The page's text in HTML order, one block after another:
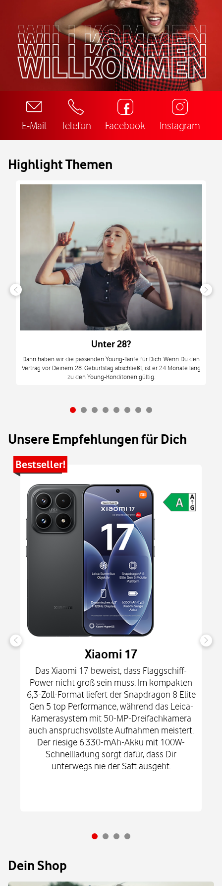
E-Mail Telefon Facebook Instagram
Highlight Themen
Unter 28?
Dann haben wir die passenden Young-Tarife für Dich. Wenn Du den
Vertrag vor Deinem 28. Geburtstag abschließt, ist er 24 Monate lang
zu den Young-Konditonen gültig.
Unsere Empfehlungen für Dich
Bestseller!
Xiaomi 17
Das Xiaomi 17 beweist, dass Flaggschiff-
Power nicht groß sein muss. Im kompakten
6,3-Zoll-Format liefert der Snapdragon 8 Elite
Gen 5 top Performance, während das Leica-
Kamerasystem mit 50-MP-Dreifachkamera
auch anspruchsvollste Aufnahmen meistert.
Der riesige 6.330-mAh-Akku mit 100W-
Schnellladung sorgt dafür, dass Dir
unterwegs nie der Saft ausgeht.
Dein Shop